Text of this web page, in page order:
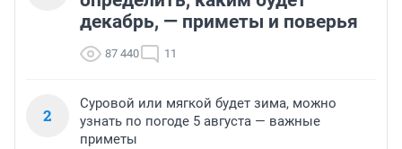
декабрь, — приметы и поверья
87 440 11
2
Суровой или мягкой будет зима, можно
узнать по погоде 5 августа — важные
приметы